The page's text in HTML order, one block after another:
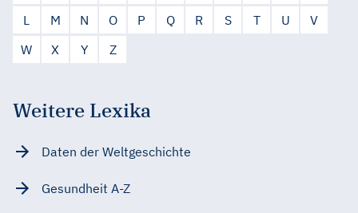
L
M N O P Q R S T U
V
W
X Y Z
Weitere Lexika
Daten der Weltgeschichte
Gesundheit A-Z